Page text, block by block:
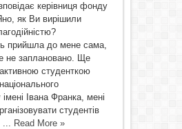
керівниця фонду
як Ви вирішили
прийшла до мене сама,
не заплановано. Ще
студенткою
імені Івана Франка, мені
студентів
... Read More »